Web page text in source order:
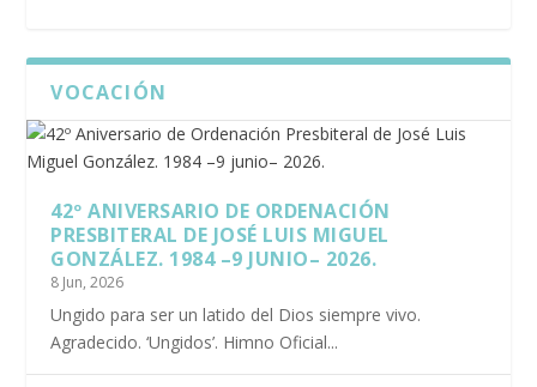
VOCACIÓN
42º ANIVERSARIO DE ORDENACIÓN
PRESBITERAL DE JOSÉ LUIS MIGUEL
GONZÁLEZ. 1984 –9 JUNIO– 2026.
8 Jun, 2026
Ungido para ser un latido del Dios siempre vivo.
Agradecido. ‘Ungidos’. Himno Oficial...